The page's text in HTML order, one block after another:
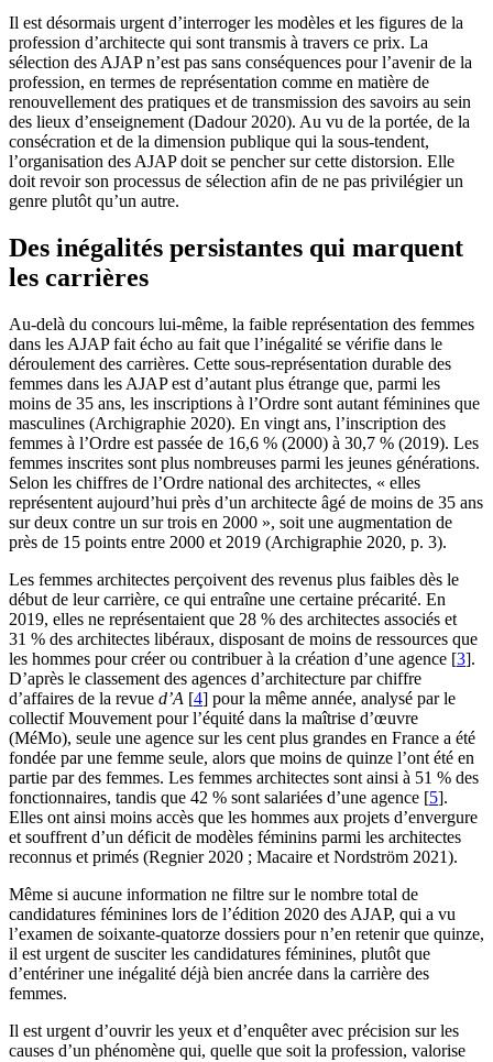
Il est désormais urgent d’interroger les modèles et les figures de la
profession d’architecte qui sont transmis à travers ce prix. La
sélection des AJAP n’est pas sans conséquences pour l’avenir de la
profession, en termes de représentation comme en matière de
renouvellement des pratiques et de transmission des savoirs au sein
des lieux d’enseignement (Dadour 2020). Au vu de la portée, de la
consécration et de la dimension publique qui la sous-tendent,
l’organisation des AJAP doit se pencher sur cette distorsion. Elle
doit revoir son processus de sélection afin de ne pas privilégier un
genre plutôt qu’un autre.
Des inégalités persistantes qui marquent
les carrières
Au-delà du concours lui-même, la faible représentation des femmes
dans les AJAP fait écho au fait que l’inégalité se vérifie dans le
déroulement des carrières. Cette sous-représentation durable des
femmes dans les AJAP est d’autant plus étrange que, parmi les
moins de 35 ans, les inscriptions à l’Ordre sont autant féminines que
masculines (Archigraphie 2020). En vingt ans, l’inscription des
femmes à l’Ordre est passée de 16,6 % (2000) à 30,7 % (2019). Les
femmes inscrites sont plus nombreuses parmi les jeunes générations.
Selon les chiffres de l’Ordre national des architectes, « elles
représentent aujourd’hui près d’un architecte âgé de moins de 35 ans
sur deux contre un sur trois en 2000 », soit une augmentation de
près de 15 points entre 2000 et 2019 (Archigraphie 2020, p. 3).
Les femmes architectes perçoivent des revenus plus faibles dès le
début de leur carrière, ce qui entraîne une certaine précarité. En
2019, elles ne représentaient que 28 % des architectes associés et
31 % des architectes libéraux, disposant de moins de ressources que
les hommes pour créer ou contribuer à la création d’une agence [3].
D’après le classement des agences d’architecture par chiffre
d’affaires de la revue d’A [4] pour la même année, analysé par le
collectif Mouvement pour l’équité dans la maîtrise d’œuvre
(MéMo), seule une agence sur les cent plus grandes en France a été
fondée par une femme seule, alors que moins de quinze l’ont été en
partie par des femmes. Les femmes architectes sont ainsi à 51 % des
fonctionnaires, tandis que 42 % sont salariées d’une agence [5].
Elles ont ainsi moins accès que les hommes aux projets d’envergure
et souffrent d’un déficit de modèles féminins parmi les architectes
reconnus et primés (Regnier 2020 ; Macaire et Nordström 2021).
Même si aucune information ne filtre sur le nombre total de
candidatures féminines lors de l’édition 2020 des AJAP, qui a vu
l’examen de soixante-quatorze dossiers pour n’en retenir que quinze,
il est urgent de susciter les candidatures féminines, plutôt que
d’entériner une inégalité déjà bien ancrée dans la carrière des
femmes.
Il est urgent d’ouvrir les yeux et d’enquêter avec précision sur les
causes d’un phénomène qui, quelle que soit la profession, valorise